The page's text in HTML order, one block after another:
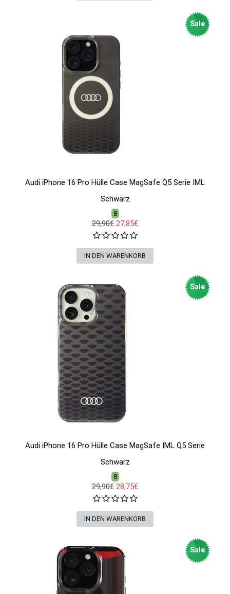
Sale
Audi iPhone 16 Pro Hülle Case MagSafe Q5 Serie IML
Schwarz
8
29,90€ 27,85€
Sale
Audi iPhone 16 Pro Hülle Case MagSafe IML Q5 Serie
Schwarz
8
29,90€ 28,75€
Sale